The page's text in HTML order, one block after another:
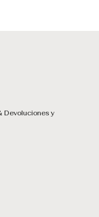
Devoluciones y